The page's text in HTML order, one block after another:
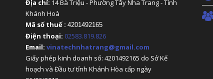
Địa chỉ: 14 Bà Triệu - Phường Tây Nha Trang - Tỉnh
Khánh Hoà
Mã số thuế : 4201492165
Điện thoại: 02583.819.826
Email: vinatechnhatrang@gmail.com
Giấy phép kinh doanh số: 4201492165 do Sở Kế
hoạch và Đầu tư tỉnh Khánh Hòa cấp ngày